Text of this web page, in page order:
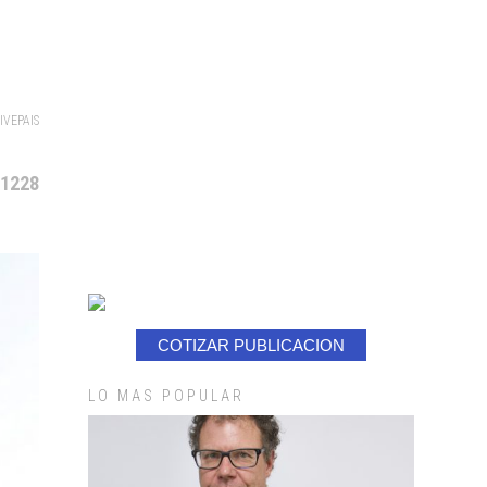
COTIZAR PUBLICACION
LO MAS POPULAR